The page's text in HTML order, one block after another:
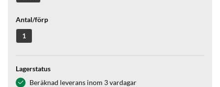
Antal/förp
1
Lagerstatus
Beräknad leverans inom 3 vardagar